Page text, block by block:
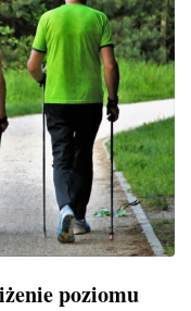
poziomu